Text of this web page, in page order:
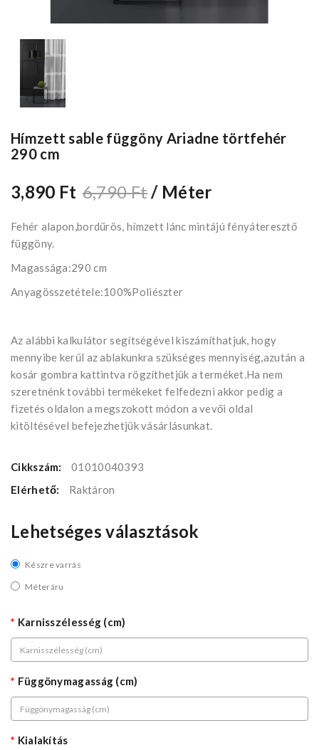
Hímzett sable függöny Ariadne törtfehér
290 cm
3,890 Ft 6,790 Ft/ Méter
Fehér alapon,bordűrös, hímzett lánc mintájú fényáteresztő
függöny.
Magassága:290 cm
Anyagösszetétele:100%Poliészter
Az alábbi kalkulátor segítségével kiszámíthatjuk, hogy
mennyibe kerűl az ablakunkra szükséges mennyiség,azután a
kosár gombra kattintva rögzíthetjük a terméket.Ha nem
szeretnénk további termékeket felfedezni akkor pedig a
fizetés oldalon a megszokott módon a vevői oldal
kitöltésével befejezhetjük vásárlásunkat.
Cikkszám:
01010040393
Elérhető:
Raktáron
Lehetséges választások
Készre varrás
Méteráru
Karnisszélesség (cm)
Függönymagasság (cm)
Kialakítás